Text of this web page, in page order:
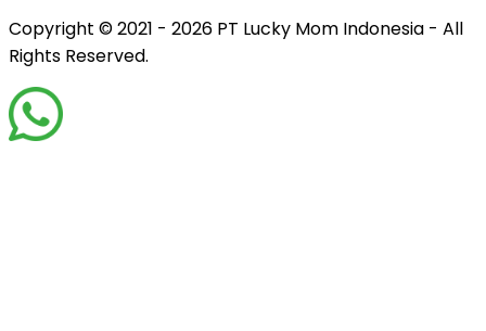
Copyright © 2021 - 2026 PT Lucky Mom Indonesia - All
Rights Reserved.